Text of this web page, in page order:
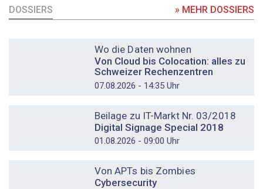
DOSSIERS » MEHR DOSSIERS
Wo die Daten wohnen
Von Cloud bis Colocation: alles zu
Schweizer Rechenzentren
07.08.2026 - 14:35 Uhr
Beilage zu IT-Markt Nr. 03/2018
Digital Signage Special 2018
01.08.2026 - 09:00 Uhr
Von APTs bis Zombies
Cybersecurity